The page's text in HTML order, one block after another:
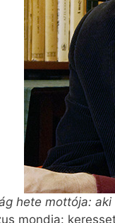
hete mottója:
mondja: